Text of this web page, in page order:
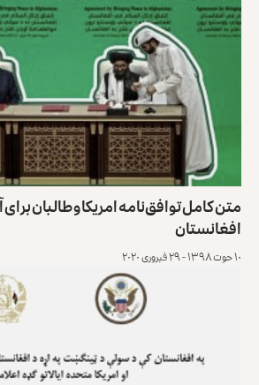
متن کامل توافق‌نامه امریکا و طالبان
افغانستان
۱۰ حوت ۱۳۹۸ - ۲۹ فبروری ۲۰۲۰